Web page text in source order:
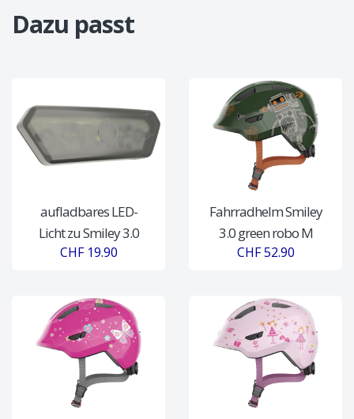
Dazu passt
aufladbares LED-
Licht zu Smiley 3.0
CHF 19.90
Fahrradhelm Smiley
3.0 green robo M
CHF 52.90